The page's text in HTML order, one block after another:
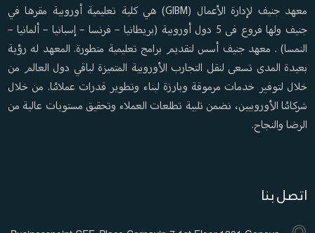
معهد جنيف لإدارة الأعمال (GIBM) هي كلية تعليمية أوروبية مقرها في
جنيف ولها فروع فى 5 دول أوروبية (بريطانيا – فرنسا – إسبانيا – ألمانيا –
النمسا) . معهد جنيف أسس لتقديم برامج تعليمية متطورة. المعهد له رؤية
بعيدة المدى تسعى لنقل التجارب الأوروبية المتميزة لباقي دول العالم من
خلال لتوفير خدمات مرموقة وبارزة لبناء وتطوير قدرات عملائنا. من خلال
شركائنا الأوروبيين، نضمن تلبية تطلعات العملاء وتحقيق مستويات عالية من
الرضا والنجاح.
اتصل بنا